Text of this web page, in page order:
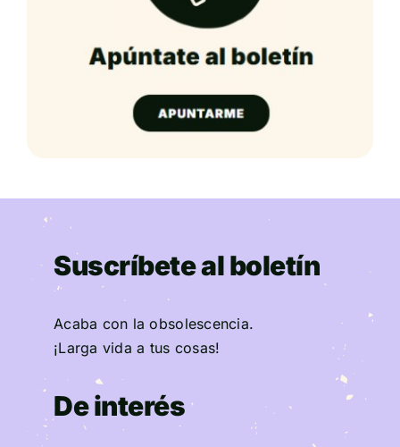
Suscríbete al boletín
Acaba con la obsolescencia.
¡Larga vida a tus cosas!
De interés